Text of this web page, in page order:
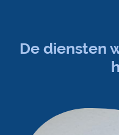
De diensten